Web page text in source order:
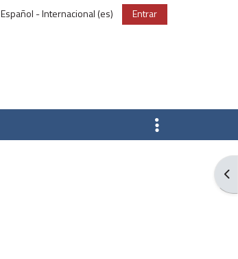
Español - Internacional ‎(es)‎ Entrar